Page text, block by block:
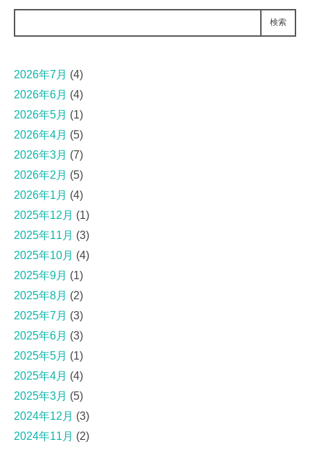
検索
2026年7月 (4)
2026年6月 (4)
2026年5月 (1)
2026年4月 (5)
2026年3月 (7)
2026年2月 (5)
2026年1月 (4)
2025年12月 (1)
2025年11月 (3)
2025年10月 (4)
2025年9月 (1)
2025年8月 (2)
2025年7月 (3)
2025年6月 (3)
2025年5月 (1)
2025年4月 (4)
2025年3月 (5)
2024年12月 (3)
2024年11月 (2)